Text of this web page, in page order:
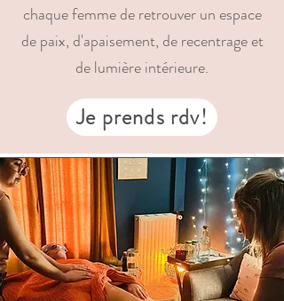
chaque femme de retrouver un espace
de paix, d'apaisement, de recentrage et
de lumière intérieure.
Je prends rdv!